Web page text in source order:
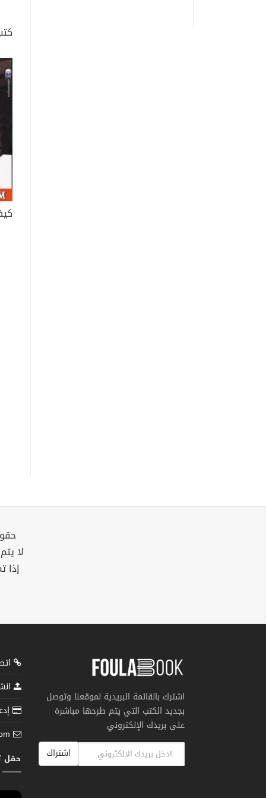
لا
إذا
اشترك بالقائمة البريدية لموقعنا وتوصل
بجديد الكتب التي يتم طرحها مباشرة
على بريدك الإلكتروني
اشتراك
حمّل